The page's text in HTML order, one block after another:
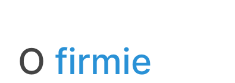
O firmie